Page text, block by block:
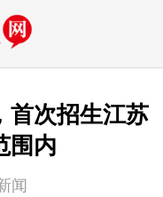
首次招生江苏
围内
闻